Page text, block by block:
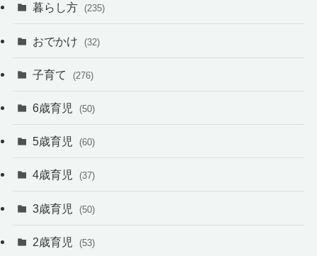
暮らし方 (235)
おでかけ (32)
子育て (276)
6歳育児 (50)
5歳育児 (60)
4歳育児 (37)
3歳育児 (50)
2歳育児 (53)